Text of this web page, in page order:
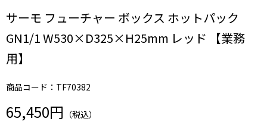
サーモ フューチャー ボックス ホットパック
GN1/1 W530×D325×H25mm レッド 【業務
用】
商品コード：TF70382
65,450円 （税込）